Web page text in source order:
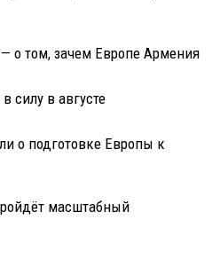
о том, зачем Европе Армения
силу в августе
о подготовке Европы к
масштабный